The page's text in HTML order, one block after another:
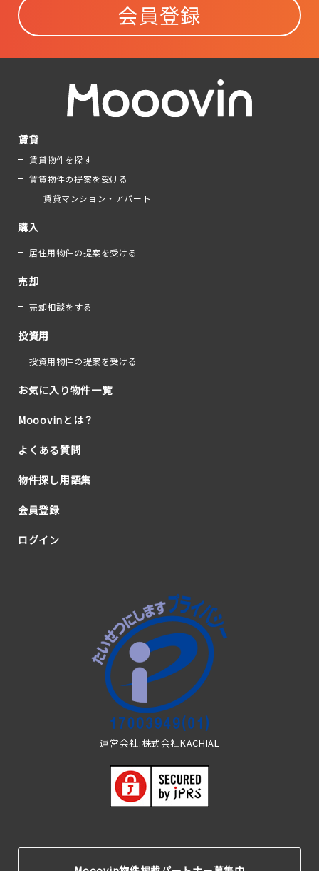
会員登録
賃貸
賃貸物件を探す
賃貸物件の提案を受ける
賃貸マンション・アパート
購入
居住用物件の提案を受ける
売却
売却相談をする
投資用
投資用物件の提案を受ける
お気に入り物件一覧
Mooovinとは？
よくある質問
物件探し用語集
会員登録
ログイン
運営会社:株式会社KACHIAL